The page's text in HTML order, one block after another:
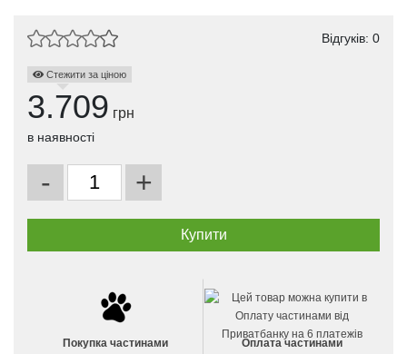
Відгуків: 0
Стежити за ціною
3.709 грн
в наявності
- +
Покупка частинами
Оплата частинами